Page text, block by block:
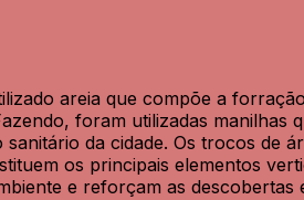
areia que compõe a
foram utilizadas manilhas
da cidade. Os trocos de
os principais elementos
e reforçam as